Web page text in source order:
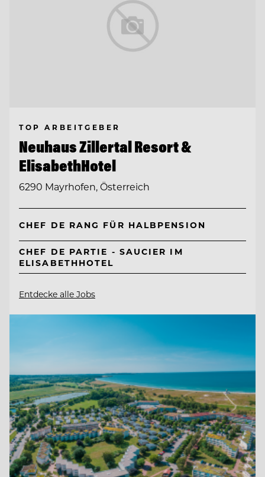
TOP ARBEITGEBER
Neuhaus Zillertal Resort &
ElisabethHotel
6290 Mayrhofen, Österreich
CHEF DE RANG FÜR HALBPENSION
CHEF DE PARTIE - SAUCIER IM
ELISABETHHOTEL
Entdecke alle Jobs